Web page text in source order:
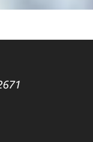
Accueil